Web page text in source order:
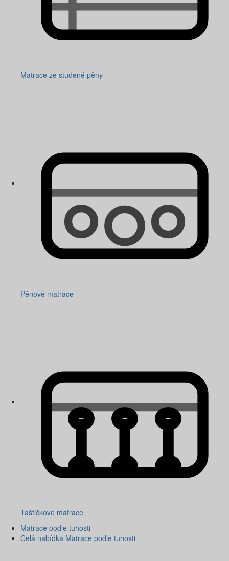
Matrace ze studené pěny
Pěnové matrace
Taštičkové matrace
Matrace podle tuhosti
Celá nabídka Matrace podle tuhosti